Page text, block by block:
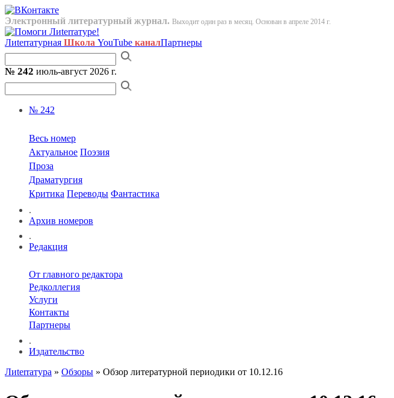
Электронный литературный журнал. Выходит один раз в месяц. Основан в апреле 2014 г.
Лиterraтурная Школа YouTube каналПартнеры
№ 242 июль-август 2026 г.
№ 242
Весь номер
Актуальное Поэзия
Проза
Драматургия
Критика Переводы Фантастика
.
Архив номеров
.
Редакция
От главного редактора
Редколлегия
Услуги
Контакты
Партнеры
.
Издательство
Лиterraтура » Обзоры » Обзор литературной периодики от 10.12.16